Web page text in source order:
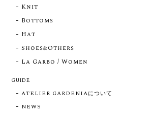
Knit
Bottoms
Hat
Shoes&Others
La Garbo / Women
GUIDE
ATELIER GARDENIAについて
NEWS